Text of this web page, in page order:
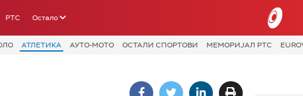
РТС Остало
АТЛЕТИКА АУТО-МОТО ОСТАЛИ СПОРТОВИ МЕМОРИЈАЛ РТС